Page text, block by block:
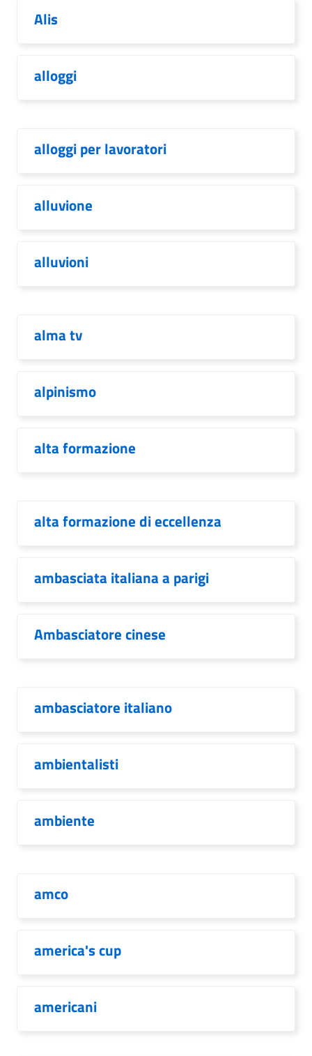
Alis
alloggi
alloggi per lavoratori
alluvione
alluvioni
alma tv
alpinismo
alta formazione
alta formazione di eccellenza
ambasciata italiana a parigi
Ambasciatore cinese
ambasciatore italiano
ambientalisti
ambiente
amco
america's cup
americani